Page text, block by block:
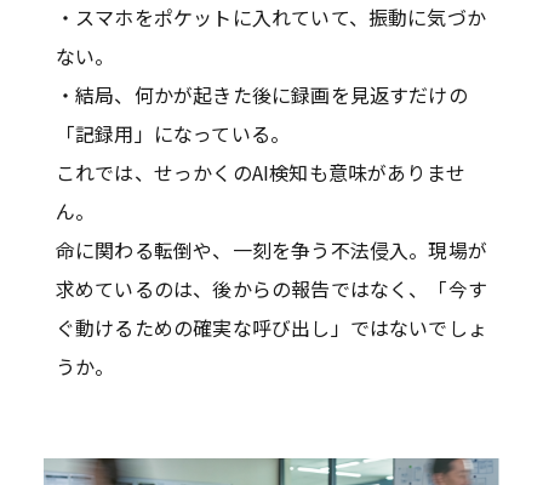
・スマホをポケットに入れていて、振動に気づか
ない。
・結局、何かが起きた後に録画を見返すだけの
「記録用」になっている。
これでは、せっかくのAI検知も意味がありませ
ん。
命に関わる転倒や、一刻を争う不法侵入。現場が
求めているのは、後からの報告ではなく、「今す
ぐ動けるための確実な呼び出し」ではないでしょ
うか。